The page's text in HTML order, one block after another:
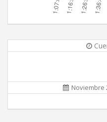
Noviembre